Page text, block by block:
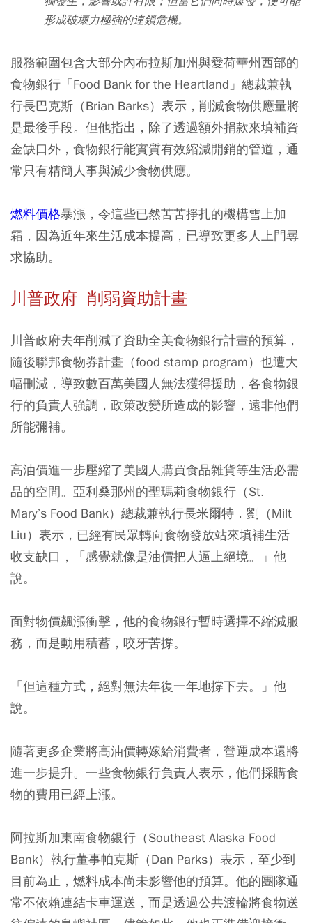
形成破壞力極強的連鎖危機。
服務範圍包含大部分內布拉斯加州與愛荷華州西部的
食物銀行「Food Bank for the Heartland」總裁兼執
行長巴克斯（Brian Barks）表示，削減食物供應量將
是最後手段。但他指出，除了透過額外捐款來填補資
金缺口外，食物銀行能實質有效縮減開銷的管道，通
常只有精簡人事與減少食物供應。
燃料價格暴漲，令這些已然苦苦掙扎的機構雪上加
霜，因為近年來生活成本提高，已導致更多人上門尋
求協助。
川普政府 削弱資助計畫
川普政府去年削減了資助全美食物銀行計畫的預算，
隨後聯邦食物券計畫（food stamp program）也遭大
幅刪減，導致數百萬美國人無法獲得援助，各食物銀
行的負責人強調，政策改變所造成的影響，遠非他們
所能彌補。
高油價進一步壓縮了美國人購買食品雜貨等生活必需
品的空間。亞利桑那州的聖瑪莉食物銀行（St.
Mary’s Food Bank）總裁兼執行長米爾特．劉（Milt
Liu）表示，已經有民眾轉向食物發放站來填補生活
收支缺口，「感覺就像是油價把人逼上絕境。」他
說。
面對物價飆漲衝擊，他的食物銀行暫時選擇不縮減服
務，而是動用積蓄，咬牙苦撐。
「但這種方式，絕對無法年復一年地撐下去。」他
說。
隨著更多企業將高油價轉嫁給消費者，營運成本還將
進一步提升。一些食物銀行負責人表示，他們採購食
物的費用已經上漲。
阿拉斯加東南食物銀行（Southeast Alaska Food
Bank）執行董事帕克斯（Dan Parks）表示，至少到
目前為止，燃料成本尚未影響他的預算。他的團隊通
常不依賴連結卡車運送，而是透過公共渡輪將食物送